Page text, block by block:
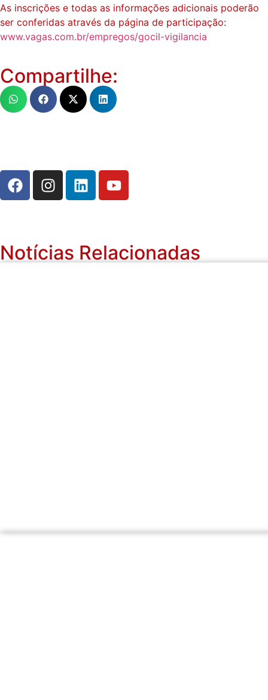
As inscrições e todas as informações adicionais poderão
ser conferidas através da página de participação:
www.vagas.com.br/empregos/gocil-vigilancia
Compartilhe:
Notícias Relacionadas